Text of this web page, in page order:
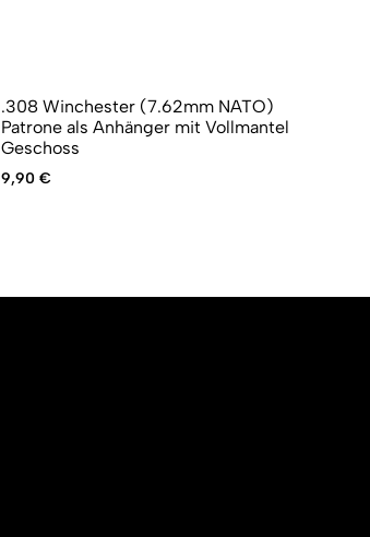
.308 Winchester (7.62mm NATO)
Patrone als Anhänger mit Vollmantel
Geschoss
9,90 €